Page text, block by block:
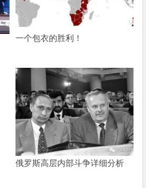
一个包衣的胜利！
俄罗斯高层内部斗争详细分析